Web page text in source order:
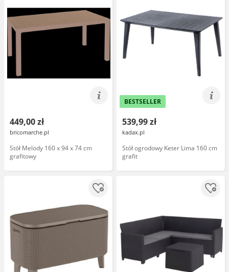
449,00 zł
bricomarche.pl
Stół Melody 160 x 94 x 74 cm
grafitowy
BESTSELLER
539,99 zł
kadax.pl
Stół ogrodowy Keter Lima 160 cm
grafit